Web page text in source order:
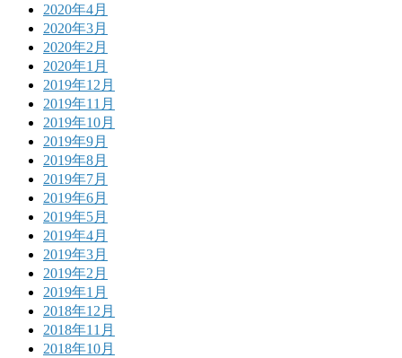
2020年4月
2020年3月
2020年2月
2020年1月
2019年12月
2019年11月
2019年10月
2019年9月
2019年8月
2019年7月
2019年6月
2019年5月
2019年4月
2019年3月
2019年2月
2019年1月
2018年12月
2018年11月
2018年10月